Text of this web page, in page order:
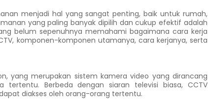
menjadi hal yang sangat penting, baik untuk rumah,
yang paling banyak dipilih dan cukup efektif adalah
belum sepenuhnya memahami bagaimana cara kerja
komponen-komponen utamanya, cara kerjanya, serta
yang merupakan sistem kamera video yang dirancang
Berbeda dengan siaran televisi biasa, CCTV
diakses oleh orang-orang tertentu.